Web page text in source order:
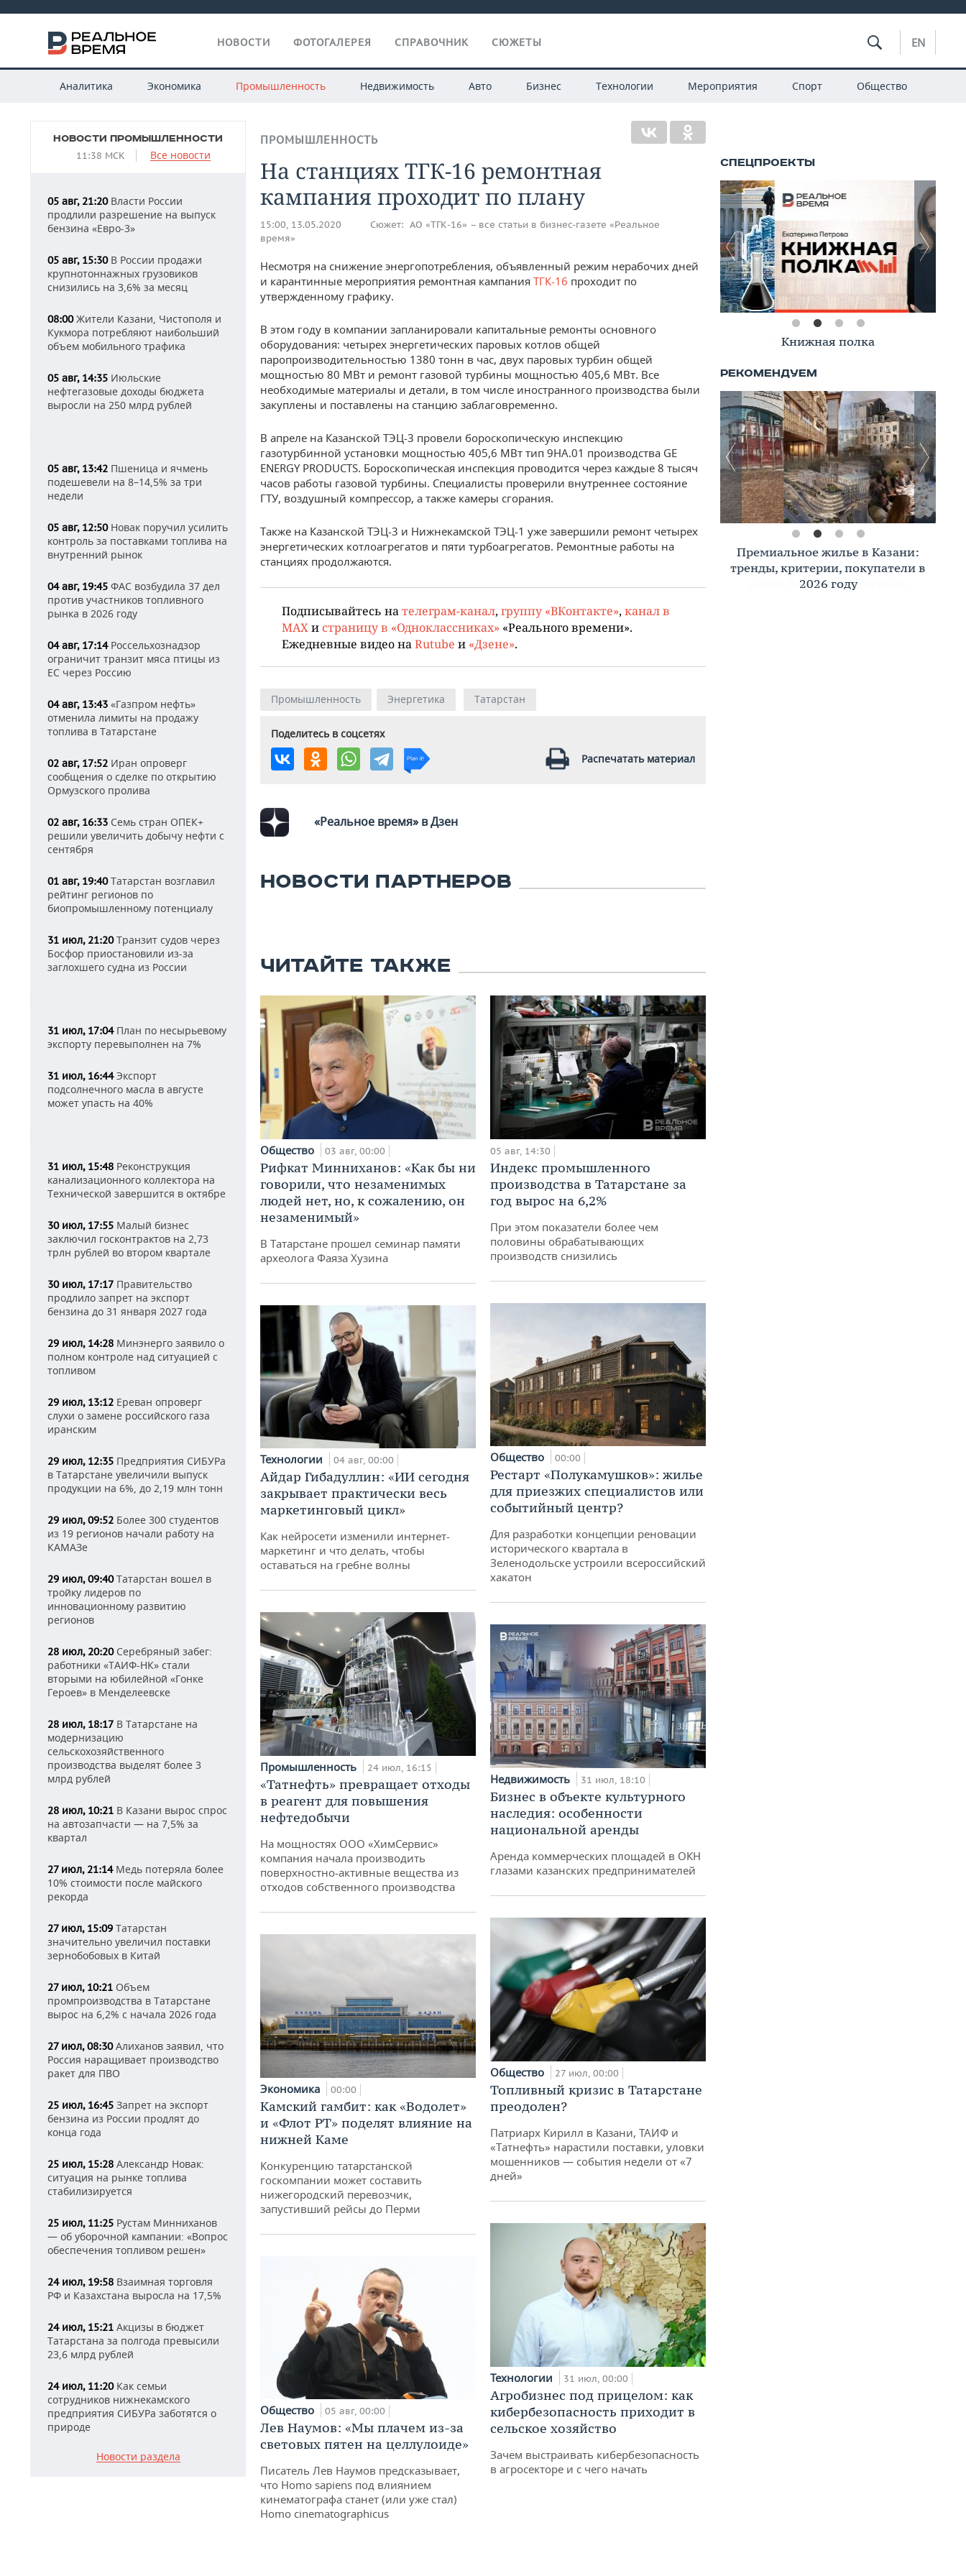
НОВОСТИ ФОТОГАЛЕРЕЯ СПРАВОЧНИК СЮЖЕТЫ EN
Аналитика Экономика Промышленность Недвижимость Авто Бизнес Технологии Мероприятия Спорт Общество
НОВОСТИ ПРОМЫШЛЕННОСТИ
11:38 МСК Все новости
05 авг, 21:20Власти России
продлили разрешение на выпуск
бензина «Евро-3»
05 авг, 15:30В России продажи
крупнотоннажных грузовиков
снизились на 3,6% за месяц
08:00Жители Казани, Чистополя и
Кукмора потребляют наибольший
объем мобильного трафика
05 авг, 14:35 Июльские
нефтегазовые доходы бюджета
выросли на 250 млрд рублей
05 авг, 13:42 Пшеница и ячмень
подешевели на 8–14,5% за три
недели
05 авг, 12:50Новак поручил усилить
контроль за поставками топлива на
внутренний рынок
04 авг, 19:45 ФАС возбудила 37 дел
против участников топливного
рынка в 2026 году
04 авг, 17:14Россельхознадзор
ограничит транзит мяса птицы из
ЕС через Россию
04 авг, 13:43 «Газпром нефть»
отменила лимиты на продажу
топлива в Татарстане
02 авг, 17:52 Иран опроверг
сообщения о сделке по открытию
Ормузского пролива
02 авг, 16:33 Семь стран ОПЕК+
решили увеличить добычу нефти с
сентября
01 авг, 19:40Татарстан возглавил
рейтинг регионов по
биопромышленному потенциалу
31 июл, 21:20Транзит судов через
Босфор приостановили из-за
заглохшего судна из России
31 июл, 17:04План по несырьевому
экспорту перевыполнен на 7%
31 июл, 16:44Экспорт
подсолнечного масла в августе
может упасть на 40%
31 июл, 15:48 Реконструкция
канализационного коллектора на
Технической завершится в октябре
30 июл, 17:55 Малый бизнес
заключил госконтрактов на 2,73
трлн рублей во втором квартале
30 июл, 17:17 Правительство
продлило запрет на экспорт
бензина до 31 января 2027 года
29 июл, 14:28 Минэнерго заявило о
полном контроле над ситуацией с
топливом
29 июл, 13:12 Ереван опроверг
слухи о замене российского газа
иранским
29 июл, 12:35 Предприятия СИБУРа
в Татарстане увеличили выпуск
продукции на 6%, до 2,19 млн тонн
29 июл, 09:52 Более 300 студентов
из 19 регионов начали работу на
КАМАЗе
29 июл, 09:40Татарстан вошел в
тройку лидеров по
инновационному развитию
регионов
28 июл, 20:20Серебряный забег:
работники «ТАИФ-НК» стали
вторыми на юбилейной «Гонке
Героев» в Менделеевске
28 июл, 18:17 В Татарстане на
модернизацию
сельскохозяйственного
производства выделят более 3
млрд рублей
28 июл, 10:21 В Казани вырос спрос
на автозапчасти — на 7,5% за
квартал
27 июл, 21:14Медь потеряла более
10% стоимости после майского
рекорда
27 июл, 15:09 Татарстан
значительно увеличил поставки
зернобобовых в Китай
27 июл, 10:21 Объем
промпроизводства в Татарстане
вырос на 6,2% с начала 2026 года
27 июл, 08:30Алиханов заявил, что
Россия наращивает производство
ракет для ПВО
25 июл, 16:45 Запрет на экспорт
бензина из России продлят до
конца года
25 июл, 15:28 Александр Новак:
ситуация на рынке топлива
стабилизируется
25 июл, 11:25 Рустам Минниханов
— об уборочной кампании: «Вопрос
обеспечения топливом решен»
24 июл, 19:58 Взаимная торговля
РФ и Казахстана выросла на 17,5%
24 июл, 15:21 Акцизы в бюджет
Татарстана за полгода превысили
23,6 млрд рублей
24 июл, 11:20Как семьи
сотрудников нижнекамского
предприятия СИБУРа заботятся о
природе
Новости раздела
ПРОМЫШЛЕННОСТЬ
На станциях ТГК-16 ремонтная
кампания проходит по плану
15:00, 13.05.2020 Сюжет: АО «ТГК-16» – все статьи в бизнес-газете «Реальное
время»
Несмотря на снижение энергопотребления, объявленный режим нерабочих дней
и карантинные мероприятия ремонтная кампания ТГК-16 проходит по
утвержденному графику.
В этом году в компании запланировали капитальные ремонты основного
оборудования: четырех энергетических паровых котлов общей
паропроизводительностью 1380 тонн в час, двух паровых турбин общей
мощностью 80 МВт и ремонт газовой турбины мощностью 405,6 МВт. Все
необходимые материалы и детали, в том числе иностранного производства были
закуплены и поставлены на станцию заблаговременно.
В апреле на Казанской ТЭЦ-3 провели бороскопическую инспекцию
газотурбинной установки мощностью 405,6 МВт тип 9НА.01 производства GE
ENERGY PRODUCTS. Бороскопическая инспекция проводится через каждые 8 тысяч
часов работы газовой турбины. Специалисты проверили внутреннее состояние
ГТУ, воздушный компрессор, а также камеры сгорания.
Также на Казанской ТЭЦ-3 и Нижнекамской ТЭЦ-1 уже завершили ремонт четырех
энергетических котлоагрегатов и пяти турбоагрегатов. Ремонтные работы на
станциях продолжаются.
Подписывайтесь на телеграм-канал, группу «ВКонтакте», канал в
MAX и страницу в «Одноклассниках» «Реального времени».
Ежедневные видео на Rutube и «Дзене».
Промышленность Энергетика Татарстан
Поделитесь в соцсетях
Распечатать материал
«Реальное время» в Дзен
НОВОСТИ ПАРТНЕРОВ
ЧИТАЙТЕ ТАКЖЕ
Общество 03 авг, 00:00
Рифкат Минниханов: «Как бы ни
говорили, что незаменимых
людей нет, но, к сожалению, он
незаменимый»
В Татарстане прошел семинар памяти
археолога Фаяза Хузина
Технологии 04 авг, 00:00
Айдар Гибадуллин: «ИИ сегодня
закрывает практически весь
маркетинговый цикл»
Как нейросети изменили интернет-
маркетинг и что делать, чтобы
оставаться на гребне волны
Промышленность 24 июл, 16:15
«Татнефть» превращает отходы
в реагент для повышения
нефтедобычи
На мощностях ООО «ХимСервис»
компания начала производить
поверхностно-активные вещества из
отходов собственного производства
Экономика 00:00
Камский гамбит: как «Водолет»
и «Флот РТ» поделят влияние на
нижней Каме
Конкуренцию татарстанской
госкомпании может составить
нижегородский перевозчик,
запустивший рейсы до Перми
Общество 05 авг, 00:00
Лев Наумов: «Мы плачем из-за
световых пятен на целлулоиде»
Писатель Лев Наумов предсказывает,
что Homo sapiens под влиянием
кинематографа станет (или уже стал)
Homo cinematographicus
05 авг, 14:30
Индекс промышленного
производства в Татарстане за
год вырос на 6,2%
При этом показатели более чем
половины обрабатывающих
производств снизились
Общество 00:00
Рестарт «Полукамушков»: жилье
для приезжих специалистов или
событийный центр?
Для разработки концепции реновации
исторического квартала в
Зеленодольске устроили всероссийский
хакатон
Недвижимость 31 июл, 18:10
Бизнес в объекте культурного
наследия: особенности
национальной аренды
Аренда коммерческих площадей в ОКН
глазами казанских предпринимателей
Общество 27 июл, 00:00
Топливный кризис в Татарстане
преодолен?
Патриарх Кирилл в Казани, ТАИФ и
«Татнефть» нарастили поставки, уловки
мошенников — события недели от «7
дней»
Технологии 31 июл, 00:00
Агробизнес под прицелом: как
кибербезопасность приходит в
сельское хозяйство
Зачем выстраивать кибербезопасность
в агросекторе и с чего начать
Книжная полка
Премиальное жилье в Казани:
тренды, критерии, покупатели в
2026 году